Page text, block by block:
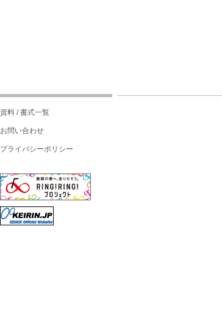
資料 / 書式一覧
お問い合わせ
プライバシーポリシー